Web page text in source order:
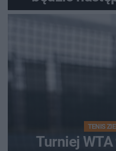
TENIS
Turniej